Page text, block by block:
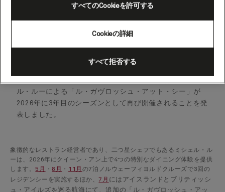
ル・ルーによる「ル・ガヴロッシュ・アット・シー」が
2026年に3年目のシーズンとして再び開催されることを発
表しました。
象徴的なレストラン経営者であり、二つ星シェフでもあるミシェル・ル
ーは、2026年にクイーン・アン上で4つの特別なダイニング体験を提供
します。 5月 ・ 8月 ・ 11月 の7泊ノルウェーフィヨルドクルーズで3回の
レジデンシーを実施するほか、7月 にはアイスランドとブリティッシ
ュ・アイルズを巡る航海にて、追加の「ル・ガヴロッシュ・アッ
Cookieの詳細
すべて拒否する
すべてのCookieを許可する